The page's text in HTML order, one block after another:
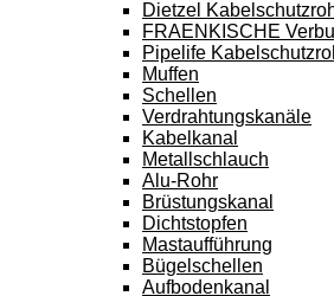
Dietzel
FRAENKISCHE
Pipelife
Muffen
Schellen
Verdrahtungskanäle
Kabelkanal
Metallschlauch
Alu-Rohr
Brüstungskanal
Dichtstopfen
Mastaufführung
Bügelschellen
Aufbodenkanal